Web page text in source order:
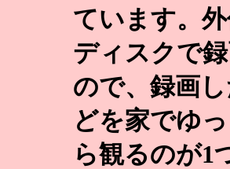
ています。
ディスクで
ので、録画
どを家でゆ
ら観るのが1